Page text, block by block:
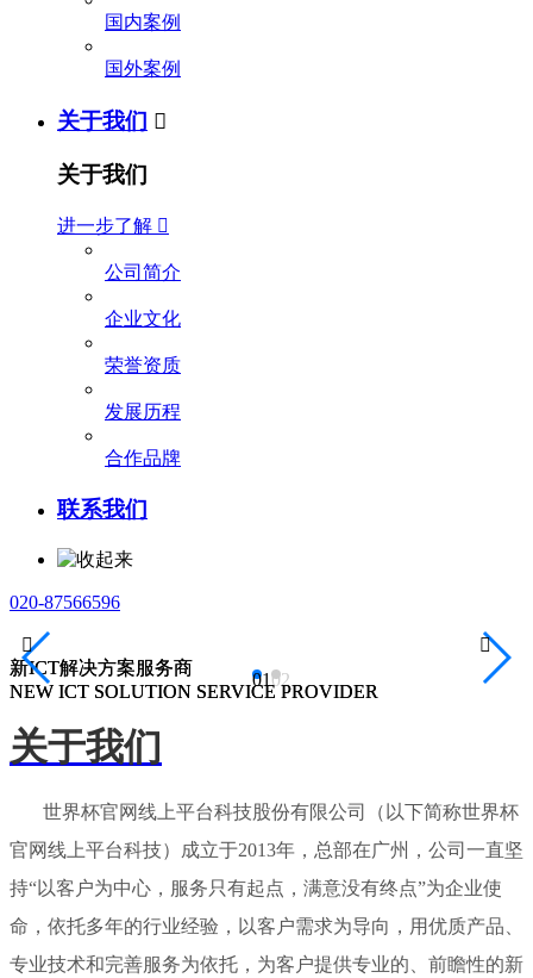
国内案例
国外案例
关于我们 
关于我们
进一步了解 
公司简介
企业文化
荣誉资质
发展历程
合作品牌
联系我们
020-87566596
新ICT解决方案服务商
NEW ICT SOLUTION SERVICE PROVIDER
新ICT解决方案服务商
NEW ICT SOLUTION SERVICE PROVIDER
0102
 
关于我们
世界杯官网线上平台科技股份有限公司（以下简称世界杯
官网线上平台科技）成立于2013年，总部在广州，公司一直坚
持“以客户为中心，服务只有起点，满意没有终点”为企业使
命，依托多年的行业经验，以客户需求为导向，用优质产品、
专业技术和完善服务为依托，为客户提供专业的、前瞻性的新